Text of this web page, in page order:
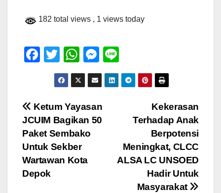
182 total views , 1 views today
F
e
b
o
o
k
T
wi
tt
er
W
h
at
s
A
p
p
M
e
ss
e
n
n
e
Navigasi
pos
Kekerasan
Terhadap Anak
Berpotensi
Meningkat, CLCC
ALSA LC UNSOED
Hadir Untuk
Masyarakat
Ketum Yayasan
JCUIM Bagikan 50
Paket Sembako
Untuk Sekber
Wartawan Kota
Depok